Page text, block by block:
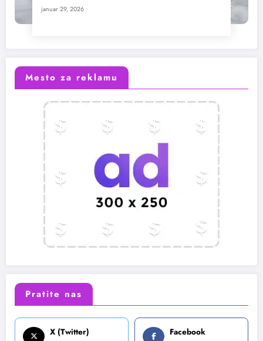
januar 29, 2026
Mesto za reklamu
Pratite nas
X (Twitter) Facebook